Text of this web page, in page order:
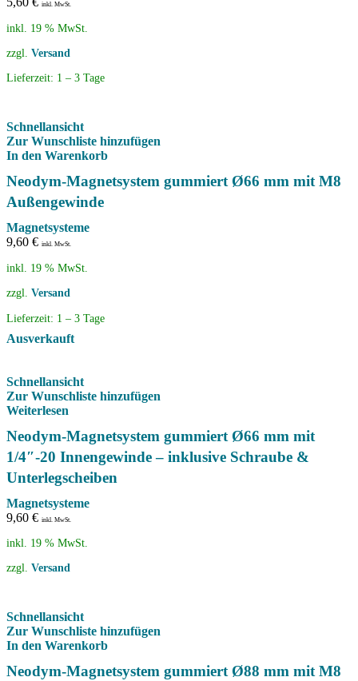
inkl. MwSt.
inkl. 19 % MwSt.
zzgl. Versand
Lieferzeit: 1 – 3 Tage
Schnellansicht
Zur Wunschliste hinzufügen
In den Warenkorb
Neodym-Magnetsystem gummiert Ø66 mm mit M8
Außengewinde
Magnetsysteme
9,60 € inkl. MwSt.
inkl. 19 % MwSt.
zzgl. Versand
Lieferzeit: 1 – 3 Tage
Ausverkauft
Schnellansicht
Zur Wunschliste hinzufügen
Weiterlesen
Neodym-Magnetsystem gummiert Ø66 mm mit
1/4″-20 Innengewinde – inklusive Schraube &
Unterlegscheiben
Magnetsysteme
9,60 € inkl. MwSt.
inkl. 19 % MwSt.
zzgl. Versand
Schnellansicht
Zur Wunschliste hinzufügen
In den Warenkorb
Neodym-Magnetsystem gummiert Ø88 mm mit M8